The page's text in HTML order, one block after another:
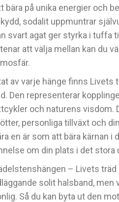
bära på unika energier och
sodalit uppmuntrar
svart agat ger styrka i tuffa
att välja mellan kan du
av varje hänge finns Livets
Den representerar
och naturens visdom.
personliga tillväxt och
en är som att bära kärnan i
om din plats i det stora
– Livets
solit halsband, men
Så du kan byta ut den